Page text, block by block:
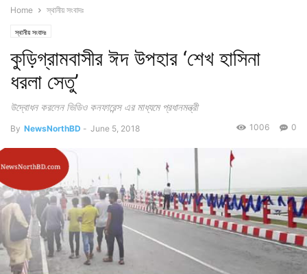
Home স্থানীয় সংবাদঃ
স্থানীয় সংবাদঃ
কুড়িগ্রামবাসীর ঈদ উপহার ‘শেখ হাসিনা
ধরলা সেতু’
উদ্বোধন করলেন ভিডিও কনফারেন্স এর মাধ্যমে প্রধানমন্ত্রী
By NewsNorthBD - June 5, 2018 0
1006